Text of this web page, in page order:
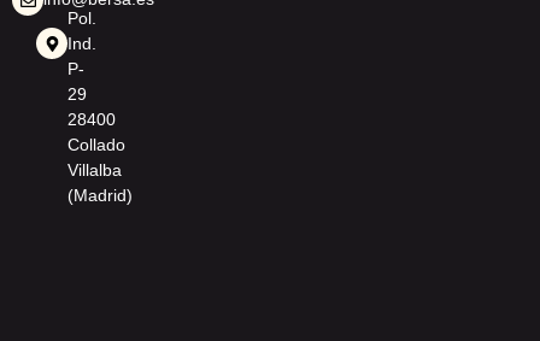
Pol.
Ind.
P-
29
28400
Collado
Villalba
(Madrid)